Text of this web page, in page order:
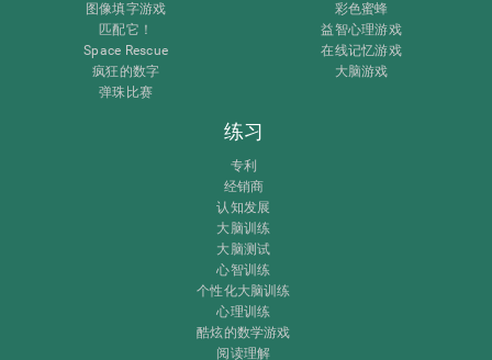
图像填字游戏
匹配它！
Space Rescue
疯狂的数字
弹珠比赛
彩色蜜蜂
益智心理游戏
在线记忆游戏
大脑游戏
练习
专利
经销商
认知发展
大脑训练
大脑测试
心智训练
个性化大脑训练
心理训练
酷炫的数学游戏
阅读理解